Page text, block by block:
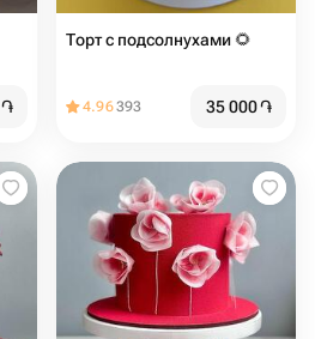
֏
Торт с подсолнухами 🌻
4.96393 35 000֏